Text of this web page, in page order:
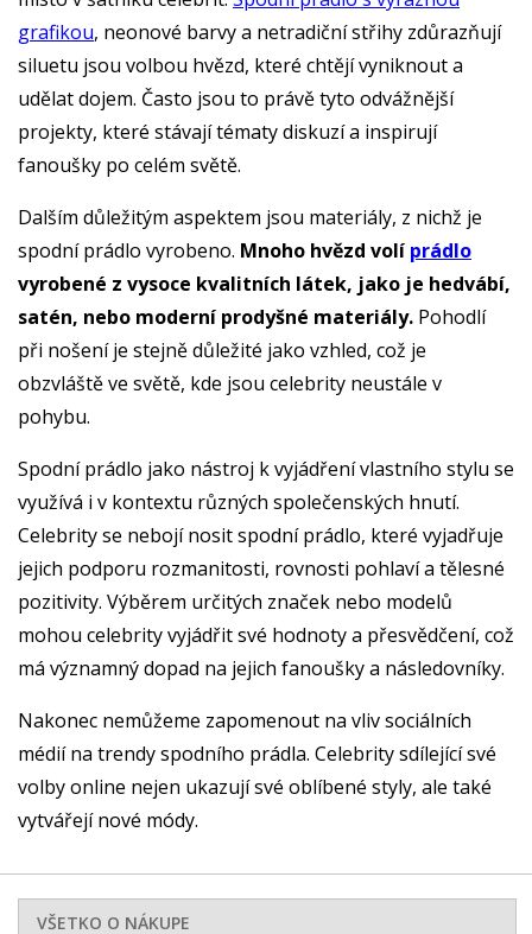
grafikou, neonové barvy a netradiční střihy zdůrazňují
siluetu jsou volbou hvězd, které chtějí vyniknout a
udělat dojem. Často jsou to právě tyto odvážnější
projekty, které stávají tématy diskuzí a inspirují
fanoušky po celém světě.
Dalším důležitým aspektem jsou materiály, z nichž je
spodní prádlo vyrobeno. Mnoho hvězd volí prádlo
vyrobené z vysoce kvalitních látek, jako je hedvábí,
satén, nebo moderní prodyšné materiály. Pohodlí
při nošení je stejně důležité jako vzhled, což je
obzvláště ve světě, kde jsou celebrity neustále v
pohybu.
Spodní prádlo jako nástroj k vyjádření vlastního stylu se
využívá i v kontextu různých společenských hnutí.
Celebrity se nebojí nosit spodní prádlo, které vyjadřuje
jejich podporu rozmanitosti, rovnosti pohlaví a tělesné
pozitivity. Výběrem určitých značek nebo modelů
mohou celebrity vyjádřit své hodnoty a přesvědčení, což
má významný dopad na jejich fanoušky a následovníky.
Nakonec nemůžeme zapomenout na vliv sociálních
médií na trendy spodního prádla. Celebrity sdílející své
volby online nejen ukazují své oblíbené styly, ale také
vytvářejí nové módy.
VŠETKO O NÁKUPE